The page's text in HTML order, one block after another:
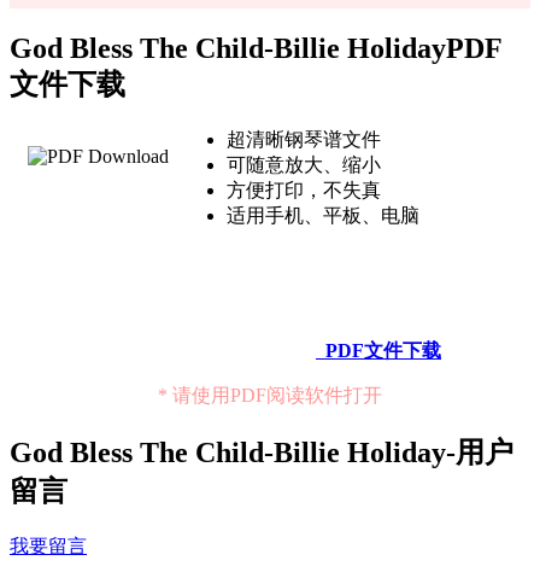
God Bless The Child-Billie HolidayPDF
文件下载
超清晰钢琴谱文件
可随意放大、缩小
方便打印，不失真
适用手机、平板、电脑
PDF文件下载
* 请使用PDF阅读软件打开
God Bless The Child-Billie Holiday-用户
留言
我要留言